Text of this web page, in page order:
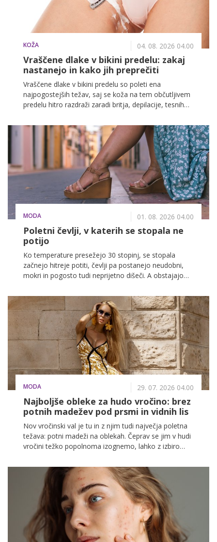
KOŽA 04. 08. 2026 04.00
Vraščene dlake v bikini predelu: zakaj
nastanejo in kako jih preprečiti
Vraščene dlake v bikini predelu so poleti ena
najpogostejših težav, saj se koža na tem občutljivem
predelu hitro razdraži zaradi britja, depilacije, tesnih
vraščene dlake pojavijo, ko dlaka ne more normalno
izrasti na površje, temveč se ujame pod kožo in
povzroči vnetje, rdečico ali bolečo bunkico.
MODA 01. 08. 2026 04.00
Poletni čevlji, v katerih se stopala ne
potijo
Ko temperature presežejo 30 stopinj, se stopala
začnejo hitreje potiti, čevlji pa postanejo neudobni,
mokri in pogosto tudi neprijetno dišeči. A obstajajo
Poletni čevlji, ki dihajo, odvajajo vlago in ne ustvarjajo
toplote, so ključ do udobja v vročinskem valu.
MODA 29. 07. 2026 04.00
Najboljše obleke za hudo vročino: brez
potnih madežev pod prsmi in vidnih lis
Nov vročinski val je tu in z njim tudi največja poletna
težava: potni madeži na oblekah. Čeprav se jim v hudi
vročini težko popolnoma izognemo, lahko z izbiro
nevidni. Spodaj je vodnik, ki ti pomaga izbrati obleke, v
katerih boš videti sveže – tudi ko je zunaj 35 stopinj ali